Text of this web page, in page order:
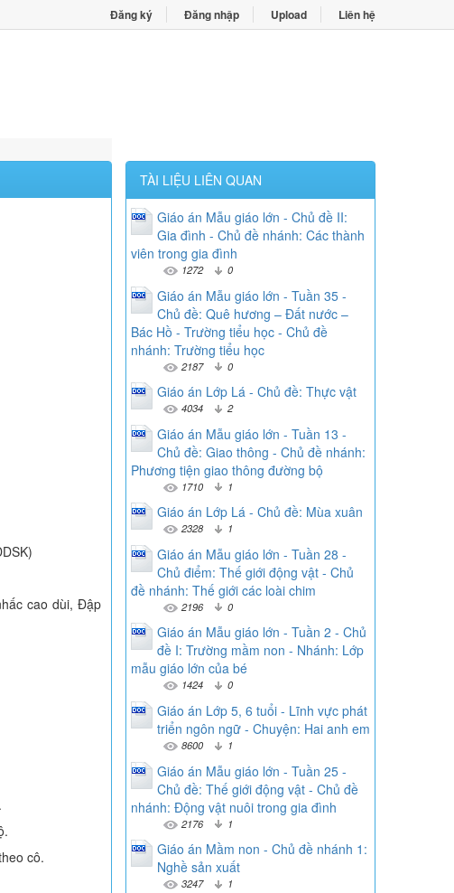
Đăng ký Đăng nhập Upload Liên hệ
cao dùi, Đập
cô.
TÀI LIỆU LIÊN QUAN
Giáo án Mẫu giáo lớn - Chủ đề II:
Gia đình - Chủ đề nhánh: Các thành
viên trong gia đình
1272 0
Giáo án Mẫu giáo lớn - Tuần 35 -
Chủ đề: Quê hương – Đất nước –
Bác Hồ - Trường tiểu học - Chủ đề
nhánh: Trường tiểu học
2187 0
Giáo án Lớp Lá - Chủ đề: Thực vật
4034 2
Giáo án Mẫu giáo lớn - Tuần 13 -
Chủ đề: Giao thông - Chủ đề nhánh:
Phương tiện giao thông đường bộ
1710 1
Giáo án Lớp Lá - Chủ đề: Mùa xuân
2328 1
Giáo án Mẫu giáo lớn - Tuần 28 -
Chủ điểm: Thế giới động vật - Chủ
đề nhánh: Thế giới các loài chim
2196 0
Giáo án Mẫu giáo lớn - Tuần 2 - Chủ
đề I: Trường mầm non - Nhánh: Lớp
mẫu giáo lớn của bé
1424 0
Giáo án Lớp 5, 6 tuổi - Lĩnh vực phát
triển ngôn ngữ - Chuyện: Hai anh em
8600 1
Giáo án Mẫu giáo lớn - Tuần 25 -
Chủ đề: Thế giới động vật - Chủ đề
nhánh: Động vật nuôi trong gia đình
2176 1
Giáo án Mầm non - Chủ đề nhánh 1:
Nghề sản xuất
3247 1